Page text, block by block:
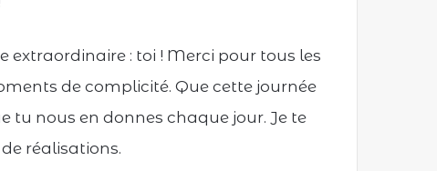
extraordinaire : toi ! Merci pour tous les
de complicité. Que cette journée
tu nous en donnes chaque jour. Je te
réalisations.